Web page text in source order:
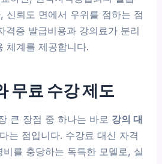
신뢰도 면에서 우위를 점하는 점
격증 발급비용과 강의료가 분리
체계를 제공합니다.
무료 수강 제도
큰 장점 중 하나는 바로 강의 대
는 점입니다. 수강료 대신 자격
를 충당하는 독특한 모델로, 실